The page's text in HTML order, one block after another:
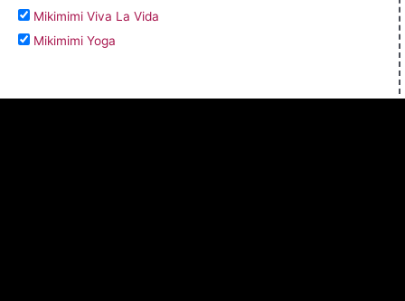
Mikimimi Viva La Vida
Mikimimi Yoga